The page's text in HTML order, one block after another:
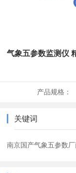
气象五参数监测仪
产品规格：
关键词
南京国产气象五参数